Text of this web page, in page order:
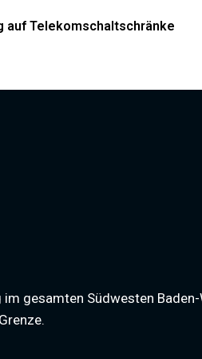
auf Telekomschaltschränke
gesamten Südwesten